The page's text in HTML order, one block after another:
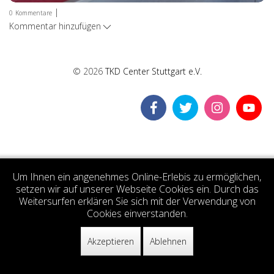
0 Kommentare |
Kommentar hinzufügen
© 2026TKD Center Stuttgart e.V.
Um Ihnen ein angenehmes Online-Erlebis zu ermöglichen,
setzen wir auf unserer Webseite Cookies ein. Durch das
Weitersurfen erklären Sie sich mit der Verwendung von
Cookies einverstanden.
Akzeptieren Ablehnen